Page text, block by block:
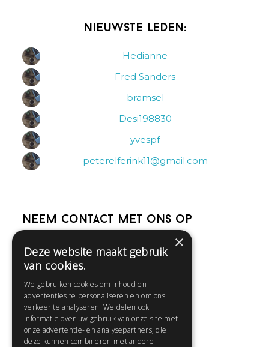
Nieuwste leden:
Hedianne
Fred Sanders
bramsel
Desi198830
yvespf
peterelferink11@gmail.com
Neem contact met ons op
Help
Contact
Huisregels
Snel naar:
×
Deze website maakt gebruik
van cookies.
We gebruiken cookies om inhoud en
advertenties te personaliseren en om ons
verkeer te analyseren. We delen ook
informatie over uw gebruik van onze site met
onze advertentie- en analysepartners, die
deze kunnen combineren met andere